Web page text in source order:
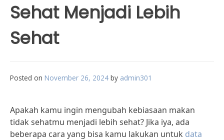
Sehat Menjadi Lebih
Sehat
Posted on November 26, 2024 by admin301
Apakah kamu ingin mengubah kebiasaan makan
tidak sehatmu menjadi lebih sehat? Jika iya, ada
beberapa cara yang bisa kamu lakukan untuk data